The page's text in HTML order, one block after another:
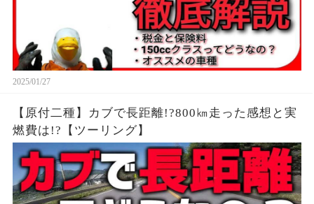
2025/01/27
【原付二種】カブで長距離!?800㎞走った感想と実
燃費は!?【ツーリング】